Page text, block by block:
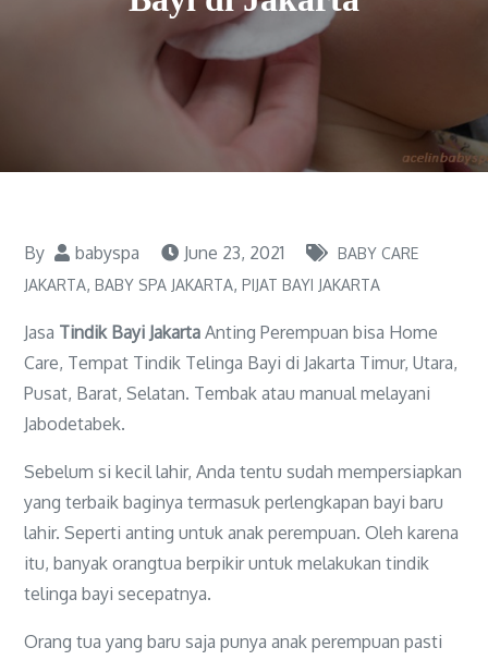
By babyspa June 23, 2021
BABY CARE
JAKARTA BABY SPA JAKARTA PIJAT BAYI JAKARTA
Jasa Tindik Bayi Jakarta Anting Perempuan bisa Home
Care, Tempat Tindik Telinga Bayi di Jakarta Timur, Utara,
Pusat, Barat, Selatan. Tembak atau manual melayani
Jabodetabek.
Sebelum si kecil lahir, Anda tentu sudah mempersiapkan
yang terbaik baginya termasuk perlengkapan bayi baru
lahir. Seperti anting untuk anak perempuan. Oleh karena
itu, banyak orangtua berpikir untuk melakukan tindik
telinga bayi secepatnya.
Orang tua yang baru saja punya anak perempuan pasti